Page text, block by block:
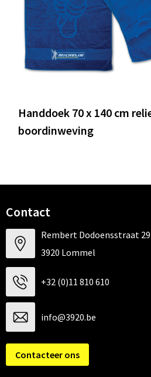
Handdoek 70 x 140 cm
boordinweving
Contact
Rembert Dodoensstraat 29
3920 Lommel
+32 (0)11 810 610
info@3920.be
Contacteer ons